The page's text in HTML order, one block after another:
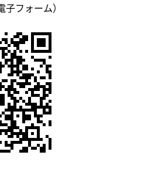
フォーム）